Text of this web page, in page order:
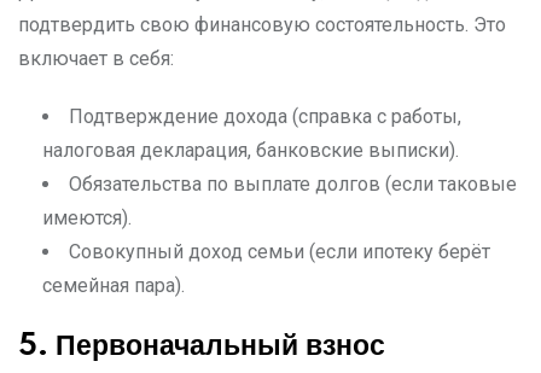
подтвердить свою финансовую состоятельность. Это
включает в себя:
Подтверждение дохода (справка с работы,
налоговая декларация, банковские выписки).
Обязательства по выплате долгов (если таковые
имеются).
Совокупный доход семьи (если ипотеку берёт
семейная пара).
5. Первоначальный взнос